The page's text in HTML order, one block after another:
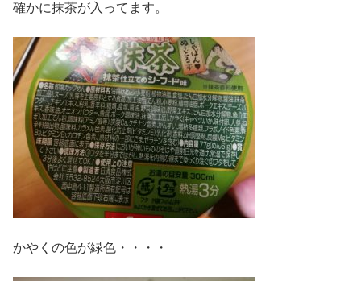
確かに抹茶が入ってます。
かやくの色が緑色・・・・